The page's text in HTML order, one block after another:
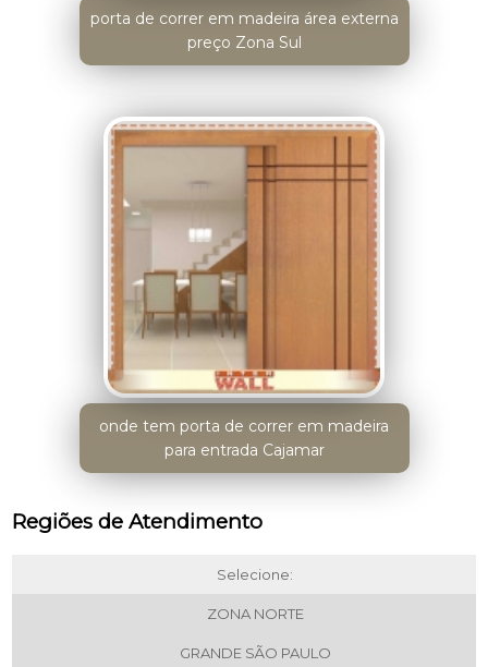
porta de correr em madeira área externa
preço Zona Sul
onde tem porta de correr em madeira
para entrada Cajamar
Regiões de Atendimento
Selecione:
ZONA NORTE
GRANDE SÃO PAULO